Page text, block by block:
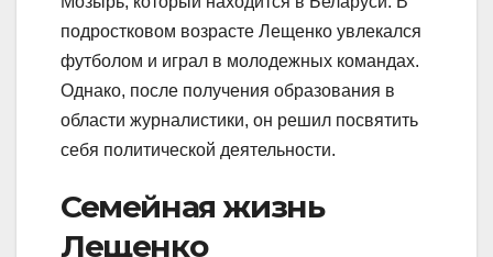
подростковом возрасте Лещенко увлекался
футболом и играл в молодежных командах.
Однако, после получения образования в
области журналистики, он решил посвятить
себя политической деятельности.
Семейная жизнь
Лещенко